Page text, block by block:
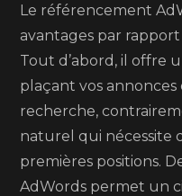
Le référencement
avantages par
Tout d’abord, il offre
plaçant vos
recherche,
naturel qui nécessite
premières positions.
AdWords permet un